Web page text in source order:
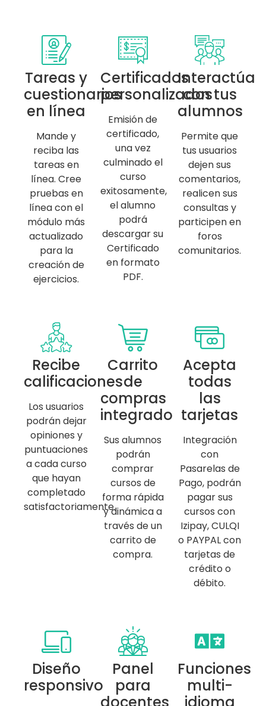
Tareas y
cuestionarios
en línea
Mande y
reciba las
tareas en
línea. Cree
pruebas en
línea con el
módulo más
actualizado
para la
creación de
ejercicios.
Certificados
personalizados
Emisión de
certificado,
una vez
culminado el
curso
exitosamente,
el alumno
podrá
descargar su
Certificado
en formato
PDF.
Interactúa
con tus
alumnos
Permite que
tus usuarios
dejen sus
comentarios,
realicen sus
consultas y
participen en
foros
comunitarios.
Recibe
calificaciones
Los usuarios
podrán dejar
opiniones y
puntuaciones
a cada curso
que hayan
completado
satisfactoriamente.
Carrito
de
compras
integrado
Sus alumnos
podrán
comprar
cursos de
forma rápida
y dinámica a
través de un
carrito de
compra.
Acepta
todas
las
tarjetas
Integración
con
Pasarelas de
Pago, podrán
pagar sus
cursos con
Izipay, CULQI
o PAYPAL con
tarjetas de
crédito o
débito.
Diseño
responsivo
Panel
para
Funciones
multi-